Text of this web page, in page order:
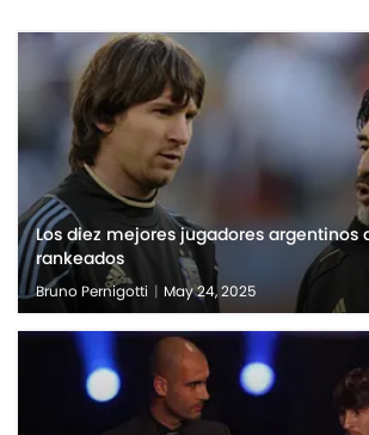
Los diez mejores jugadores argentinos
rankeados
Bruno Pernigotti | May 24, 2025